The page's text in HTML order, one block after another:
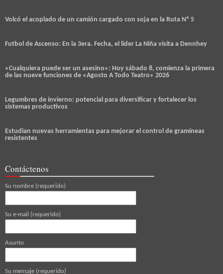
Volcó el acoplado de un camión cargado con soja en la Ruta Nº 5
Futbol de Ascenso: En la 3era. Fecha, el lider La Niña visita a Dennhey
«Cualquiera puede ser un asesino»: Hoy sábado 8, comienza la primera
de las nueve funciones de «Agosto A Todo Teatro» 2026
Legumbres de invierno: potencial para diversificar y fortalecer los
sistemas productivos
Estudian nuevas herramientas para mejorar el control de gramíneas
resistentes
Contáctenos
Su nombre (requerido)
Su e-mail (requerido)
Asunto
Su mensaje (requerido)